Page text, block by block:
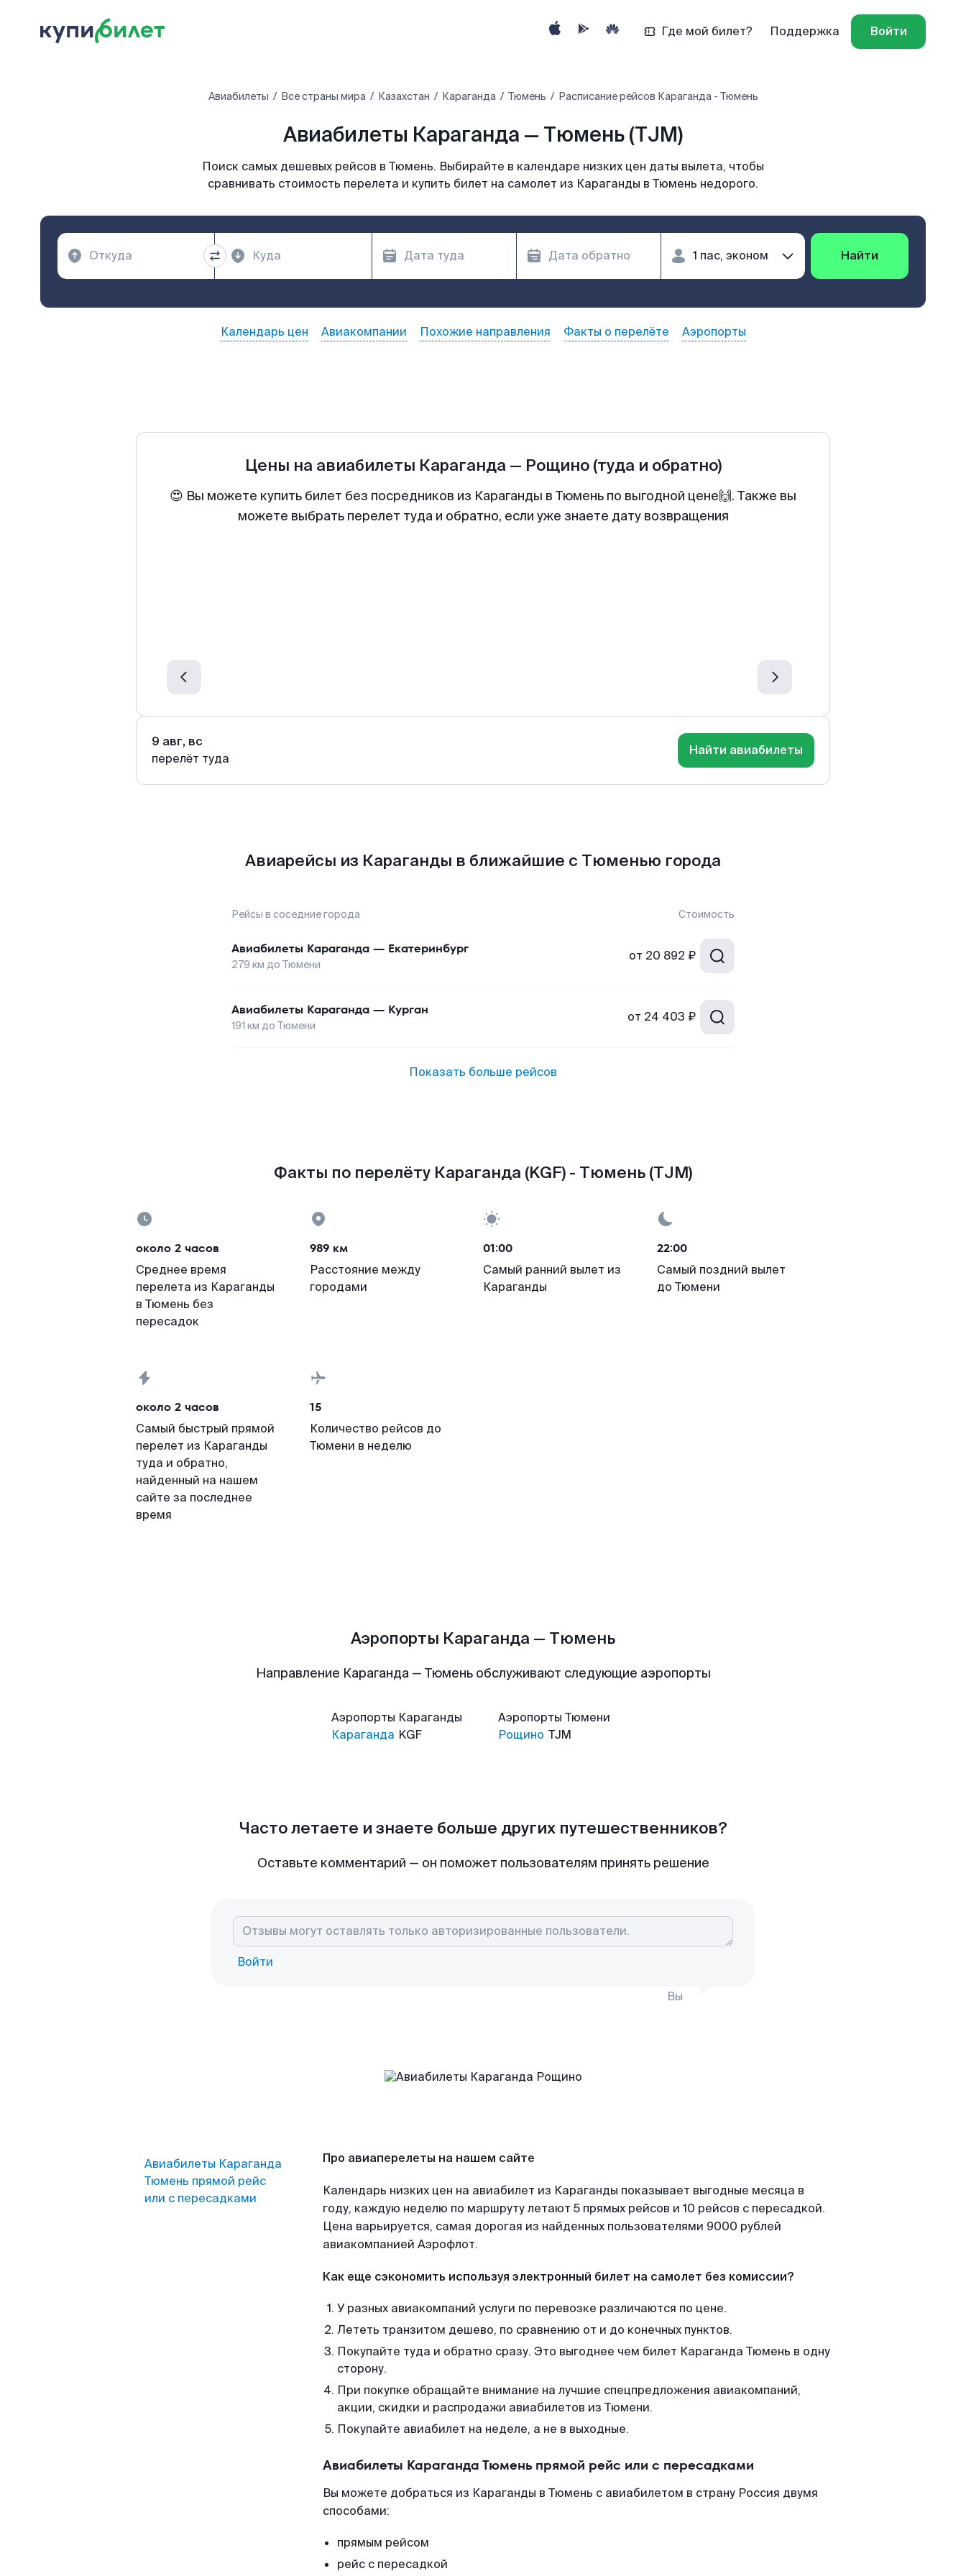
Где мой билет? Поддержка Войти
Авиабилеты Все страны мира Казахстан Караганда Тюмень Расписание рейсов Караганда - Тюмень
Авиабилеты Караганда — Тюмень (TJM)
Поиск самых дешевых рейсов в Тюмень. Выбирайте в календаре низких цен даты вылета, чтобы
сравнивать стоимость перелета и купить билет на самолет из Караганды в Тюмень недорого.
Найти
Календарь цен Авиакомпании Похожие направления Факты о перелёте Аэропорты
Цены на авиабилеты Караганда — Рощино (туда и обратно)
😍 Вы можете купить билет без посредников из Караганды в Тюмень по выгодной цене🙌. Также вы
можете выбрать перелет туда и обратно, если уже знаете дату возвращения
9 авг, вс
перелёт туда
Найти авиабилеты
Авиарейсы из Караганды в ближайшие с Тюменью города
Рейсы в соседние города Стоимость
Авиабилеты Караганда — Екатеринбург
279 км до Тюмени
от 20 892 ₽
Авиабилеты Караганда — Курган
191 км до Тюмени
от 24 403 ₽
Показать больше рейсов
Факты по перелёту Караганда (KGF) - Тюмень (TJM)
около 2 часов
Среднее время
перелета из Караганды
в Тюмень без
пересадок
989 км
Расстояние между
городами
01:00
Самый ранний вылет из
Караганды
22:00
Самый поздний вылет
до Тюмени
около 2 часов
Самый быстрый прямой
перелет из Караганды
туда и обратно,
найденный на нашем
сайте за последнее
время
15
Количество рейсов до
Тюмени в неделю
Аэропорты Караганда — Тюмень
Направление Караганда — Тюмень обслуживают следующие аэропорты
Аэропорты Караганды
Караганда KGF
Аэропорты Тюмени
Рощино TJM
Часто летаете и знаете больше других путешественников?
Оставьте комментарий — он поможет пользователям принять решение
Войти
Вы
Авиабилеты Караганда
Тюмень прямой рейс
или с пересадками
Про авиаперелеты на нашем сайте
Календарь низких цен на авиабилет из Караганды показывает выгодные месяца в
году, каждую неделю по маршруту летают 5 прямых рейсов и 10 рейсов с пересадкой.
Цена варьируется, самая дорогая из найденных пользователями 9000 рублей
авиакомпанией Аэрофлот.
Как еще сэкономить используя электронный билет на самолет без комиссии?
У разных авиакомпаний услуги по перевозке различаются по цене.
Лететь транзитом дешево, по сравнению от и до конечных пунктов.
Покупайте туда и обратно сразу. Это выгоднее чем билет Караганда Тюмень в одну
сторону.
При покупке обращайте внимание на лучшие спецпредложения авиакомпаний,
акции, скидки и распродажи авиабилетов из Тюмени.
Покупайте авиабилет на неделе, а не в выходные.
Авиабилеты Караганда Тюмень прямой рейс или с пересадками
Вы можете добраться из Караганды в Тюмень с авиабилетом в страну Россия двумя
способами:
прямым рейсом
рейс с пересадкой